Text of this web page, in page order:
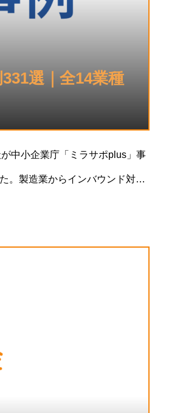
選｜全14業種
中小企業庁「ミラサポplus」事
。製造業からインバウンド対応